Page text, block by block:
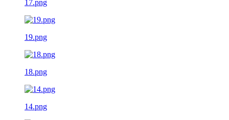
17.png
19.png
18.png
14.png